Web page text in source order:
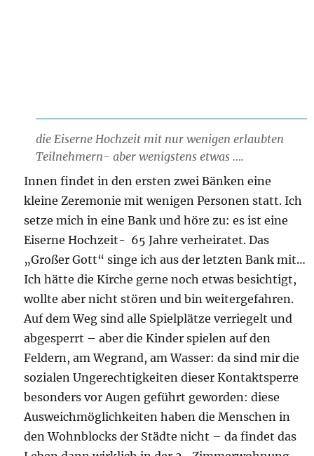
die Eiserne Hochzeit mit nur wenigen erlaubten
Teilnehmern- aber wenigstens etwas ….
Innen findet in den ersten zwei Bänken eine
kleine Zeremonie mit wenigen Personen statt. Ich
setze mich in eine Bank und höre zu: es ist eine
Eiserne Hochzeit- 65 Jahre verheiratet. Das
„Großer Gott“ singe ich aus der letzten Bank mit…
Ich hätte die Kirche gerne noch etwas besichtigt,
wollte aber nicht stören und bin weitergefahren.
Auf dem Weg sind alle Spielplätze verriegelt und
abgesperrt – aber die Kinder spielen auf den
Feldern, am Wegrand, am Wasser: da sind mir die
sozialen Ungerechtigkeiten dieser Kontaktsperre
besonders vor Augen geführt geworden: diese
Ausweichmöglichkeiten haben die Menschen in
den Wohnblocks der Städte nicht – da findet das